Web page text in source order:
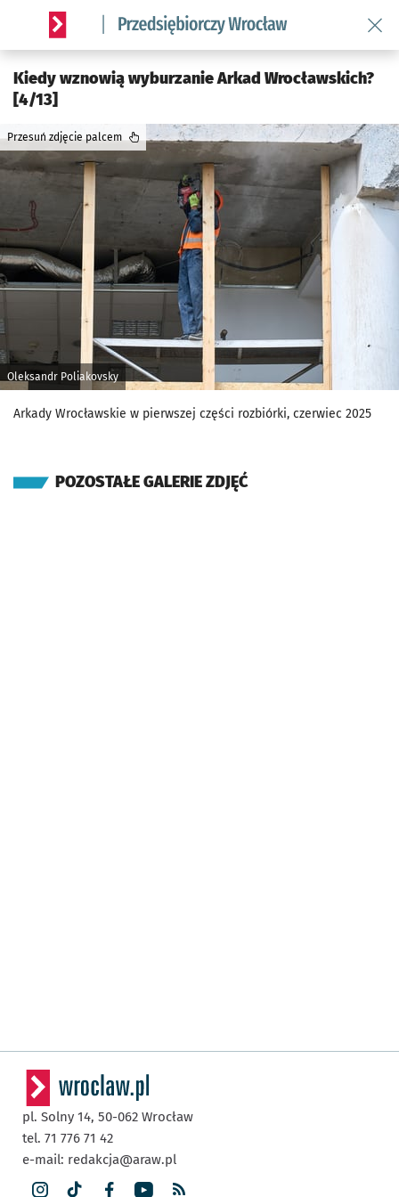
Serwis informacyjny wroclaw.pl podserwis: Strategia
Kiedy wznowią wyburzanie Arkad Wrocławskich?
[4/13]
Oleksandr Poliakovsky
Przesuń zdjęcie palcem
Arkady Wrocławskie w pierwszej części rozbiórki, czerwiec 2025
POZOSTAŁE GALERIE ZDJĘĆ
pl. Solny 14, 50-062 Wrocław
tel. 71 776 71 42
e-mail: redakcja@araw.pl